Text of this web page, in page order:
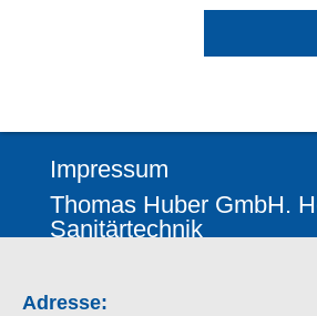
Impressum
Thomas Huber GmbH.
Sanitärtechnik
Adresse: